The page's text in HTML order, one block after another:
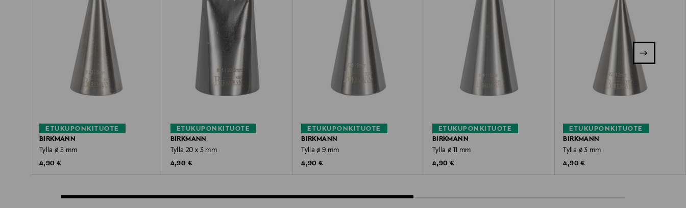
ETUKUPONKITUOTE
BIRKMANN
Tylla ø 5 mm
Original Price
4,90 €
ETUKUPONKITUOTE
BIRKMANN
Tylla 20 x 3 mm
Original Price
4,90 €
ETUKUPONKITUOTE
BIRKMANN
Tylla ø 9 mm
Original Price
4,90 €
ETUKUPONKITUOTE
BIRKMANN
Tylla ø 11 mm
Original Price
4,90 €
ETUKUPONKITUOTE
BIRKMANN
Tylla ø 3 mm
Original Price
4,90 €